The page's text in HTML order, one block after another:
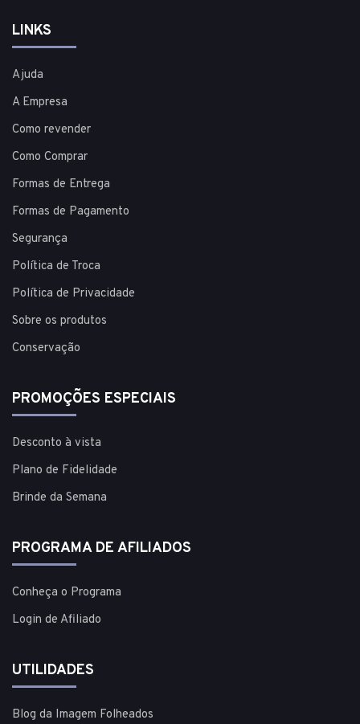
LINKS
Ajuda
A Empresa
Como revender
Como Comprar
Formas de Entrega
Formas de Pagamento
Segurança
Política de Troca
Política de Privacidade
Sobre os produtos
Conservação
PROMOÇÕES ESPECIAIS
Desconto à vista
Plano de Fidelidade
Brinde da Semana
PROGRAMA DE AFILIADOS
Conheça o Programa
Login de Afiliado
UTILIDADES
Blog da Imagem Folheados